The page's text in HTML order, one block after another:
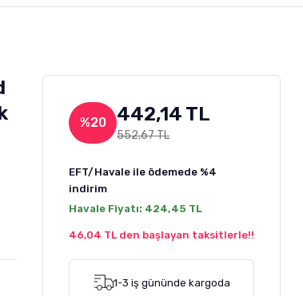
%20 442,14 TL
552,67 TL
EFT/Havale ile ödemede %4
indirim
Havale Fiyatı: 424,45 TL
46,04 TL den başlayan taksitlerle!!
1-3 iş gününde kargoda